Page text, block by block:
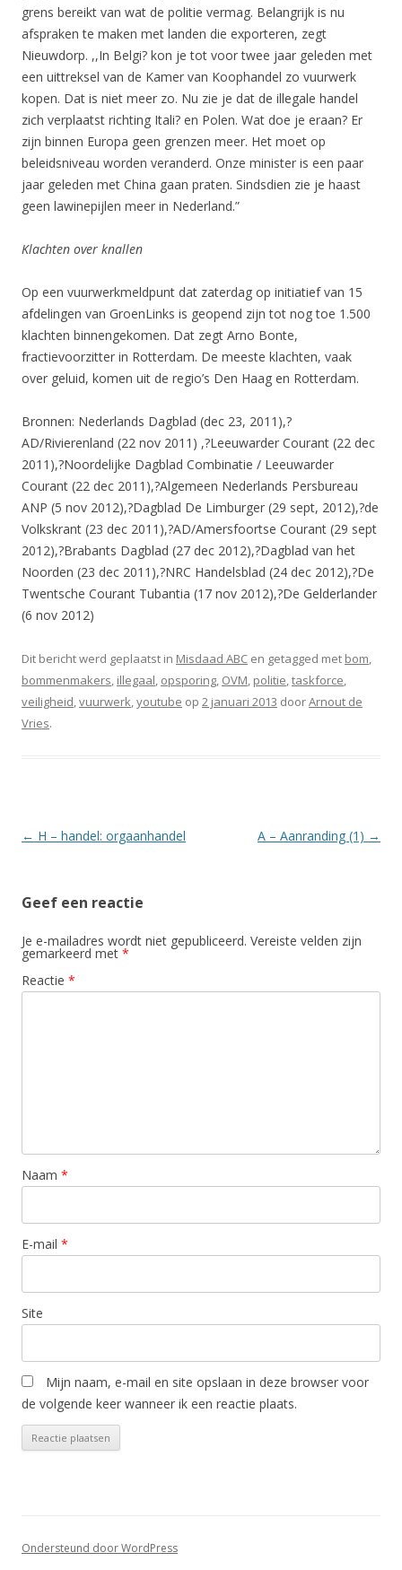
grens bereikt van wat de politie vermag. Belangrijk is nu
afspraken te maken met landen die exporteren, zegt
Nieuwdorp. ,,In Belgi? kon je tot voor twee jaar geleden met
een uittreksel van de Kamer van Koophandel zo vuurwerk
kopen. Dat is niet meer zo. Nu zie je dat de illegale handel
zich verplaatst richting Itali? en Polen. Wat doe je eraan? Er
zijn binnen Europa geen grenzen meer. Het moet op
beleidsniveau worden veranderd. Onze minister is een paar
jaar geleden met China gaan praten. Sindsdien zie je haast
geen lawinepijlen meer in Nederland.”
Klachten over knallen
Op een vuurwerkmeldpunt dat zaterdag op initiatief van 15
afdelingen van GroenLinks is geopend zijn tot nog toe 1.500
klachten binnengekomen. Dat zegt Arno Bonte,
fractievoorzitter in Rotterdam. De meeste klachten, vaak
over geluid, komen uit de regio’s Den Haag en Rotterdam.
Bronnen: Nederlands Dagblad (dec 23, 2011),?
AD/Rivierenland (22 nov 2011) ,?Leeuwarder Courant (22 dec
2011),?Noordelijke Dagblad Combinatie / Leeuwarder
Courant (22 dec 2011),?Algemeen Nederlands Persbureau
ANP (5 nov 2012),?Dagblad De Limburger (29 sept, 2012),?de
Volkskrant (23 dec 2011),?AD/Amersfoortse Courant (29 sept
2012),?Brabants Dagblad (27 dec 2012),?Dagblad van het
Noorden (23 dec 2011),?NRC Handelsblad (24 dec 2012),?De
Twentsche Courant Tubantia (17 nov 2012),?De Gelderlander
(6 nov 2012)
Dit bericht werd geplaatst in Misdaad ABC en getagged met bom,
bommenmakers, illegaal, opsporing, OVM, politie,taskforce,
veiligheid,vuurwerk,youtube op 2 januari 2013 doorArnout de
Vries.
Berichtnavigatie
← H – handel: orgaanhandel A – Aanranding (1) →
Geef een reactie
Je e-mailadres wordt niet gepubliceerd. Vereiste velden zijn
gemarkeerd met *
Reactie *
Naam *
E-mail *
Site
Mijn naam, e-mail en site opslaan in deze browser voor
de volgende keer wanneer ik een reactie plaats.
Ondersteund door WordPress